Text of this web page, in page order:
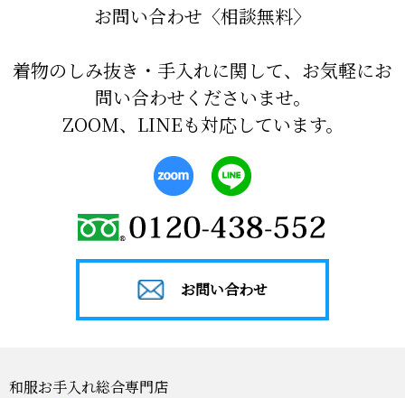
お問い合わせ〈相談無料〉
着物のしみ抜き・手入れに関して、お気軽にお
問い合わせくださいませ。
ZOOM、LINEも対応しています。
お問い合わせ
和服お手入れ総合専門店